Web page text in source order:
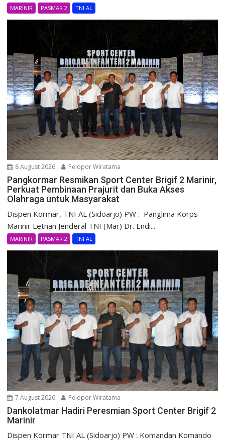
MARINIR PASMAR 2 TNI AL
8 August 2026 Pelopor Wiratama
Pangkormar Resmikan Sport Center Brigif 2 Marinir,
Perkuat Pembinaan Prajurit dan Buka Akses
Olahraga untuk Masyarakat
Dispen Kormar, TNI AL (Sidoarjo) PW : Panglima Korps
Marinir Letnan Jenderal TNI (Mar) Dr. Endi...
MARINIR PASMAR 2 TNI AL
7 August 2026 Pelopor Wiratama
Dankolatmar Hadiri Peresmian Sport Center Brigif 2
Marinir
Dispen Kormar TNI AL (Sidoarjo) PW : Komandan Komando